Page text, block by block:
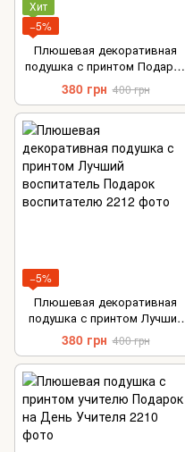
Хит
−5%
Плюшевая декоративная
подушка с принтом Подарок
учителю
380 грн 400 грн
−5%
Плюшевая декоративная
подушка с принтом Лучший
воспитатель Подарок
воспитателю
380 грн 400 грн